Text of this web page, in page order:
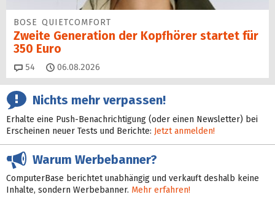
BOSE QUIETCOMFORT
Zweite Generation der Kopfhörer startet für
350 Euro
54 Kommentare
06.08.2026
Nichts mehr verpassen!
Erhalte eine Push-Benachrichtigung (oder einen Newsletter) bei
Erscheinen neuer Tests und Berichte: Jetzt anmelden!
Warum Werbebanner?
ComputerBase berichtet unabhängig und verkauft deshalb keine
Inhalte, sondern Werbebanner. Mehr erfahren!